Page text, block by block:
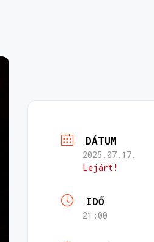
DÁTUM
2025.07.17.
Lejárt!
IDŐ
21:00